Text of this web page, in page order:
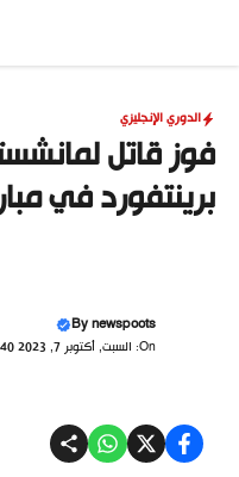
المحتوى
الدوري الإنجليزي
فوز قاتل
برينتفورد في
Bynewspoots
On: السبت, أكتوبر 7, 2023 5:40 مساءً